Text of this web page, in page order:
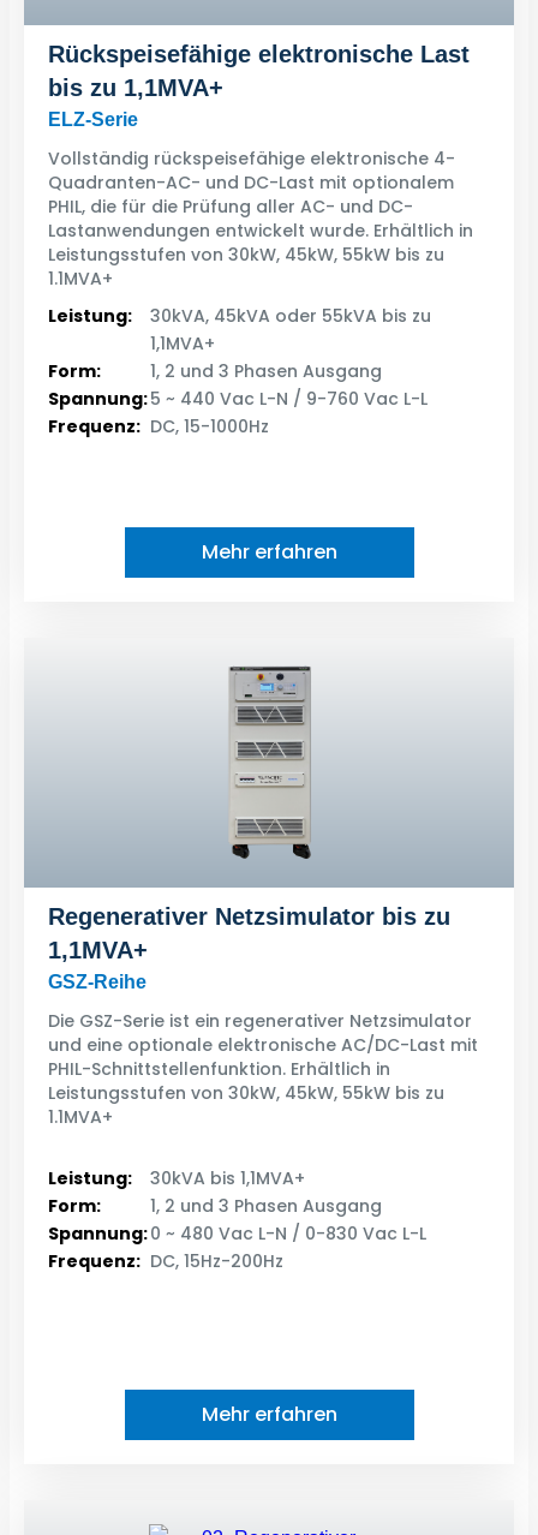
Rückspeisefähige elektronische Last
bis zu 1,1MVA+
ELZ-Serie
Vollständig rückspeisefähige elektronische 4-
Quadranten-AC- und DC-Last mit optionalem
PHIL, die für die Prüfung aller AC- und DC-
Lastanwendungen entwickelt wurde. Erhältlich in
Leistungsstufen von 30kW, 45kW, 55kW bis zu
1.1MVA+
Leistung:
30kVA, 45kVA oder 55kVA bis zu
1,1MVA+
Form:
1, 2 und 3 Phasen Ausgang
Spannung:5 ~ 440 Vac L-N / 9-760 Vac L-L
Frequenz: DC, 15-1000Hz
Mehr erfahren
Regenerativer Netzsimulator bis zu
1,1MVA+
GSZ-Reihe
Die GSZ-Serie ist ein regenerativer Netzsimulator
und eine optionale elektronische AC/DC-Last mit
PHIL-Schnittstellenfunktion. Erhältlich in
Leistungsstufen von 30kW, 45kW, 55kW bis zu
1.1MVA+
Leistung:
30kVA bis 1,1MVA+
Form:
1, 2 und 3 Phasen Ausgang
Spannung:0 ~ 480 Vac L-N / 0-830 Vac L-L
Frequenz: DC, 15Hz-200Hz
Mehr erfahren